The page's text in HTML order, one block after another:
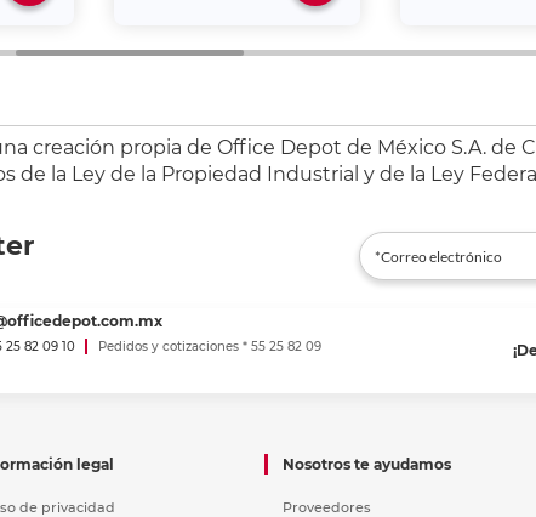
creación propia de Office Depot de México S.A. de
de la Ley de la Propiedad Industrial y de la Ley
25 82 09 10
Pedidos y cotizaciones * 55 25 82 09
legal
de privacidad
Nosotros te ayudamos
Proveedores